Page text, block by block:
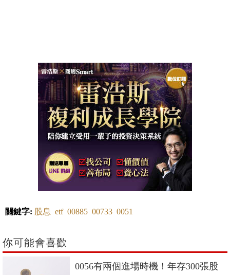
關鍵字: 股息 etf 00885 00733 0051
你可能會喜歡
0056有兩個進場時機！年存300張股